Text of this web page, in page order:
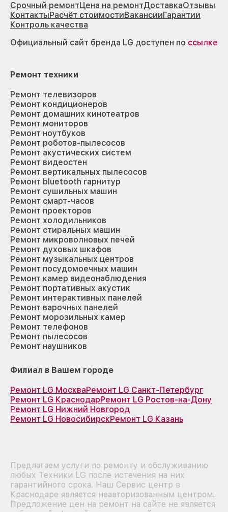
Срочный ремонтЦена на ремонтДоставкаОтзывы
КонтактыРасчёт стоимостиВакансииГарантии
Контроль качества
Официальный сайт бренда LG доступен по ссылке
Ремонт техники
Ремонт телевизоров
Ремонт кондиционеров
Ремонт домашних кинотеатров
Ремонт мониторов
Ремонт ноутбуков
Ремонт роботов-пылесосов
Ремонт акустических систем
Ремонт видеостен
Ремонт вертикальных пылесосов
Ремонт bluetooth гарнитур
Ремонт сушильных машин
Ремонт смарт-часов
Ремонт проекторов
Ремонт холодильников
Ремонт стиральных машин
Ремонт микроволновых печей
Ремонт духовых шкафов
Ремонт музыкальных центров
Ремонт посудомоечных машин
Ремонт камер видеонаблюдения
Ремонт портативных акустик
Ремонт интерактивных панелей
Ремонт варочных панелей
Ремонт морозильных камер
Ремонт телефонов
Ремонт пылесосов
Ремонт наушников
Филиал в Вашем городе
Ремонт LG МоскваРемонт LG Санкт-Петербург
Ремонт LG КраснодарРемонт LG Ростов-на-Дону
Ремонт LG Нижний Новгород
Ремонт LG НовосибирскРемонт LG Казань
Предлагаем услуги по ремонту и обслуживанию
любых Техники LG после истечения на них
гарантийного срока. Наш Сервис центр в
Краснодаре является неавторизованным центром.
Предложение цен на ремонт на сайте не является